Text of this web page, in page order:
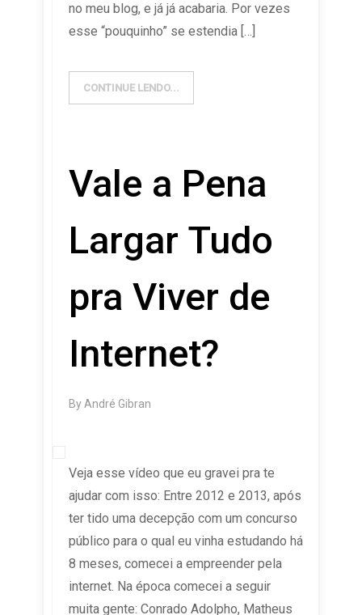
no meu blog, e já já acabaria. Por vezes
esse “pouquinho” se estendia […]
CONTINUE LENDO...
Vale a Pena
Largar Tudo
pra Viver de
Internet?
By André Gibran
Veja esse vídeo que eu gravei pra te
ajudar com isso: Entre 2012 e 2013, após
ter tido uma decepção com um concurso
público para o qual eu vinha estudando há
8 meses, comecei a empreender pela
internet. Na época comecei a seguir
muita gente: Conrado Adolpho, Matheus